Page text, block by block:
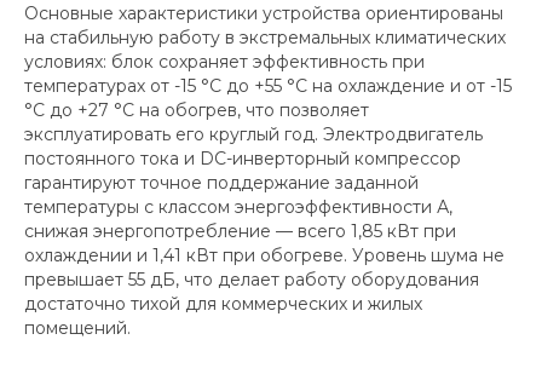
Основные характеристики устройства ориентированы
на стабильную работу в экстремальных климатических
условиях: блок сохраняет эффективность при
температурах от -15 °C до +55 °C на охлаждение и от -15
°C до +27 °C на обогрев, что позволяет
эксплуатировать его круглый год. Электродвигатель
постоянного тока и DC-инверторный компрессор
гарантируют точное поддержание заданной
температуры с классом энергоэффективности А,
снижая энергопотребление — всего 1,85 кВт при
охлаждении и 1,41 кВт при обогреве. Уровень шума не
превышает 55 дБ, что делает работу оборудования
достаточно тихой для коммерческих и жилых
помещений.